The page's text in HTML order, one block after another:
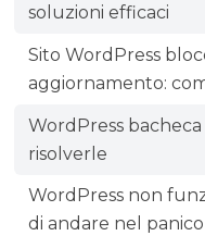
soluzioni efficaci
Sito WordPress
aggiornamento:
WordPress
risolverle
WordPress non
di andare nel panico